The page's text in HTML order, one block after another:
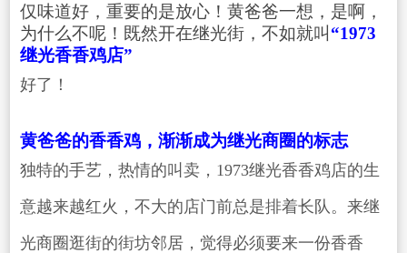
仅味道好，重要的是放心！黄爸爸一想，是啊，
为什么不呢！既然开在继光街，不如就叫 “1973
继光香香鸡店”
好了！
黄爸爸的香香鸡，渐渐成为继光商圈的标志
独特的手艺，热情的叫卖，1973继光香香鸡店的生
意越来越红火，不大的店门前总是排着长队。来继
光商圈逛街的街坊邻居，觉得必须要来一份香香